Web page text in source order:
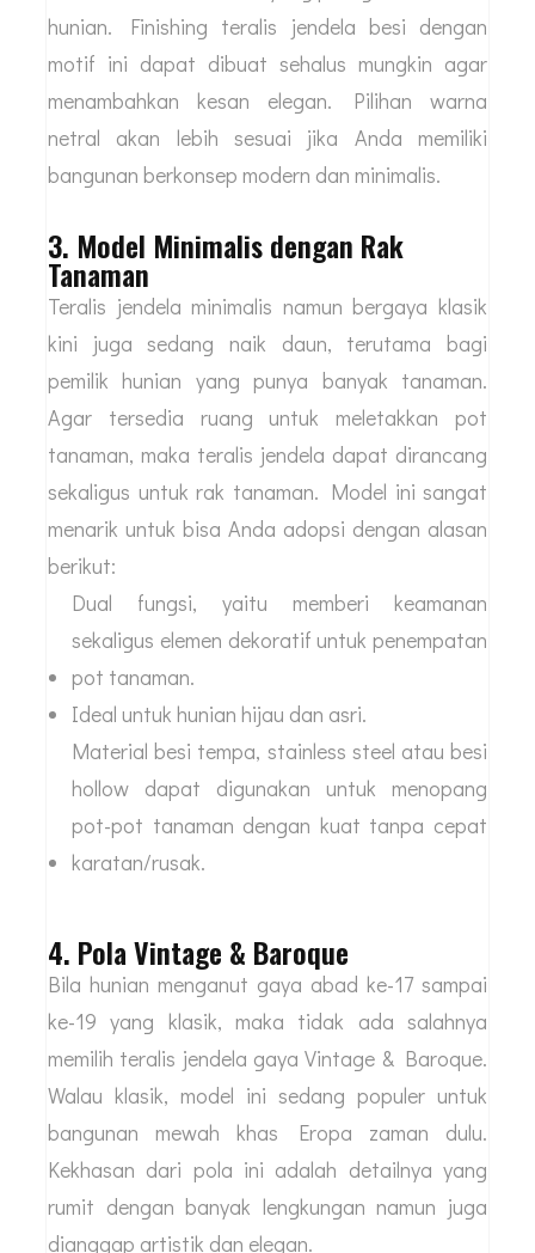
hunian. Finishing teralis jendela besi dengan
motif ini dapat dibuat sehalus mungkin agar
menambahkan kesan elegan. Pilihan warna
netral akan lebih sesuai jika Anda memiliki
bangunan berkonsep modern dan minimalis.
3. Model Minimalis dengan Rak
Tanaman
Teralis jendela minimalis namun bergaya klasik
kini juga sedang naik daun, terutama bagi
pemilik hunian yang punya banyak tanaman.
Agar tersedia ruang untuk meletakkan pot
tanaman, maka teralis jendela dapat dirancang
sekaligus untuk rak tanaman. Model ini sangat
menarik untuk bisa Anda adopsi dengan alasan
berikut:
Dual fungsi, yaitu memberi keamanan
sekaligus elemen dekoratif untuk penempatan
pot tanaman.
Ideal untuk hunian hijau dan asri.
Material besi tempa, stainless steel atau besi
hollow dapat digunakan untuk menopang
pot-pot tanaman dengan kuat tanpa cepat
karatan/rusak.
4. Pola Vintage & Baroque
Bila hunian menganut gaya abad ke-17 sampai
ke-19 yang klasik, maka tidak ada salahnya
memilih teralis jendela gaya Vintage & Baroque.
Walau klasik, model ini sedang populer untuk
bangunan mewah khas Eropa zaman dulu.
Kekhasan dari pola ini adalah detailnya yang
rumit dengan banyak lengkungan namun juga
dianggap artistik dan elegan.